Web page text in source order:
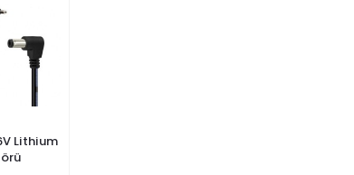
Lithium